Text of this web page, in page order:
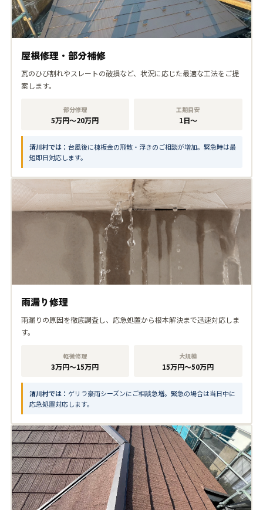
屋根修理・部分補修
瓦のひび割れやスレートの破損など、状況に応じた最適な工法をご提
案します。
部分修理
5万円〜20万円
工期目安
1日〜
清川村では： 台風後に棟板金の飛散・浮きのご相談が増加。緊急時は最
短即日対応します。
雨漏り修理
雨漏りの原因を徹底調査し、応急処置から根本解決まで迅速対応しま
す。
軽微修理
3万円〜15万円
大規模
15万円〜50万円
清川村では： ゲリラ豪雨シーズンにご相談急増。緊急の場合は当日中に
応急処置対応します。